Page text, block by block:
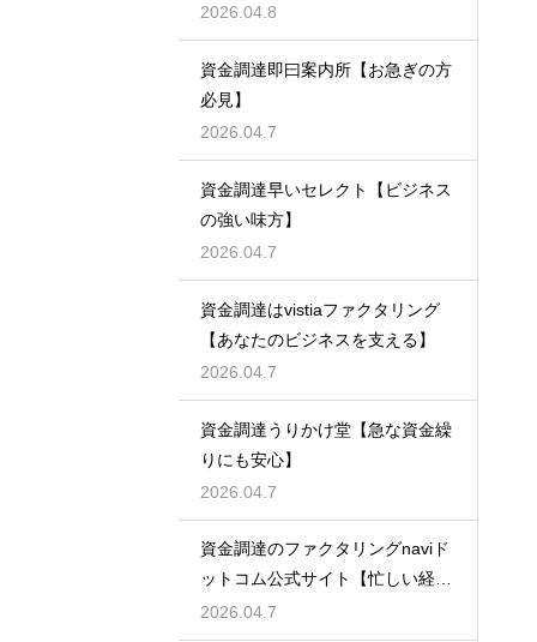
2026.04.8
資金調達即曰案内所【お急ぎの方
必見】
2026.04.7
資金調達早いセレクト【ビジネス
の強い味方】
2026.04.7
資金調達はvistiaファクタリング
【あなたのビジネスを支える】
2026.04.7
資金調達うりかけ堂【急な資金繰
りにも安心】
2026.04.7
資金調達のファクタリングnaviド
ットコム公式サイト【忙しい経営
者必見】
2026.04.7